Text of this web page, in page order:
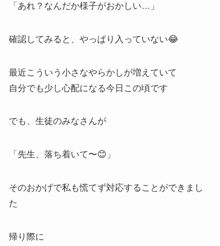
「あれ？なんだか様子がおかしい…」
確認してみると、やっぱり入っていない😂
最近こういう小さなやらかしが増えていて
自分でも少し心配になる今日この頃です
でも、生徒のみなさんが
「先生、落ち着いて〜😊」
そのおかげで私も慌てず対応することができまし
た
帰り際に